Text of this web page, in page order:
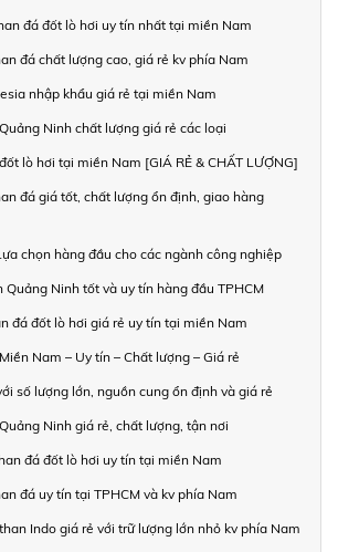
đá đốt lò hơi uy tín nhất tại miền Nam
đá chất lượng cao, giá rẻ kv phía Nam
nhập khẩu giá rẻ tại miền Nam
Ninh chất lượng giá rẻ các loại
lò hơi tại miền Nam [GIÁ RẺ & CHẤT LƯỢNG]
đá giá tốt, chất lượng ổn định, giao hàng
chọn hàng đầu cho các ngành công nghiệp
Quảng Ninh tốt và uy tín hàng đầu TPHCM
đá đốt lò hơi giá rẻ uy tín tại miền Nam
Nam – Uy tín – Chất lượng – Giá rẻ
số lượng lớn, nguồn cung ổn định và giá rẻ
Ninh giá rẻ, chất lượng, tận nơi
đá đốt lò hơi uy tín tại miền Nam
đá uy tín tại TPHCM và kv phía Nam
Indo giá rẻ với trữ lượng lớn nhỏ kv phía Nam